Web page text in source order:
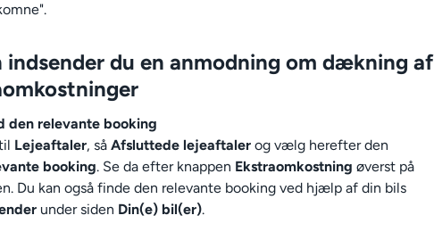
indsender du en anmodning om dækning af
den relevante booking
Lejeaftaler, så Afsluttede lejeaftaler og vælg herefter den
booking. Se da efter knappen Ekstraomkostning øverst på
Du kan også finde den relevante booking ved hjælp af din bils
under siden Din(e) bil(er).